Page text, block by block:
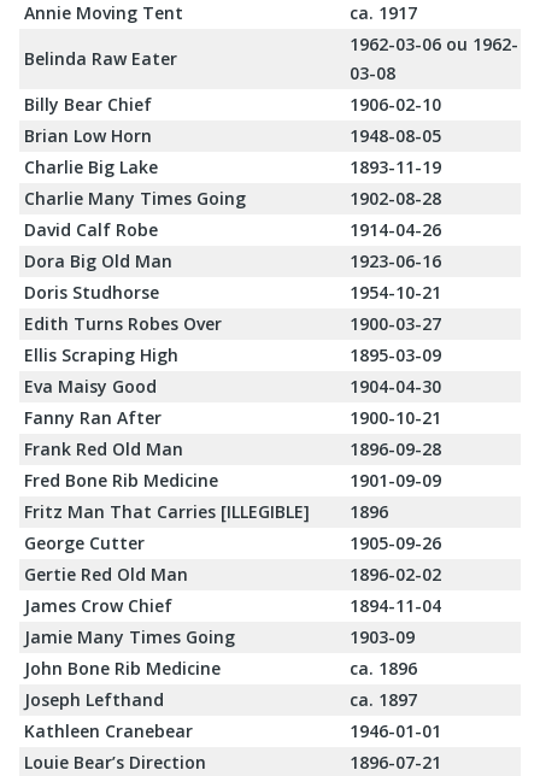
Annie Moving Tent
ca. 1917
Belinda Raw Eater
1962-03-06 ou 1962-
03-08
Billy Bear Chief
1906-02-10
Brian Low Horn
1948-08-05
Charlie Big Lake
1893-11-19
Charlie Many Times Going
1902-08-28
David Calf Robe
1914-04-26
Dora Big Old Man
1923-06-16
Doris Studhorse
1954-10-21
Edith Turns Robes Over
1900-03-27
Ellis Scraping High
1895-03-09
Eva Maisy Good
1904-04-30
Fanny Ran After
1900-10-21
Frank Red Old Man
1896-09-28
Fred Bone Rib Medicine
1901-09-09
Fritz Man That Carries [ILLEGIBLE]
1896
George Cutter
1905-09-26
Gertie Red Old Man
1896-02-02
James Crow Chief
1894-11-04
Jamie Many Times Going
1903-09
John Bone Rib Medicine
ca. 1896
Joseph Lefthand
ca. 1897
Kathleen Cranebear
1946-01-01
Louie Bear’s Direction
1896-07-21